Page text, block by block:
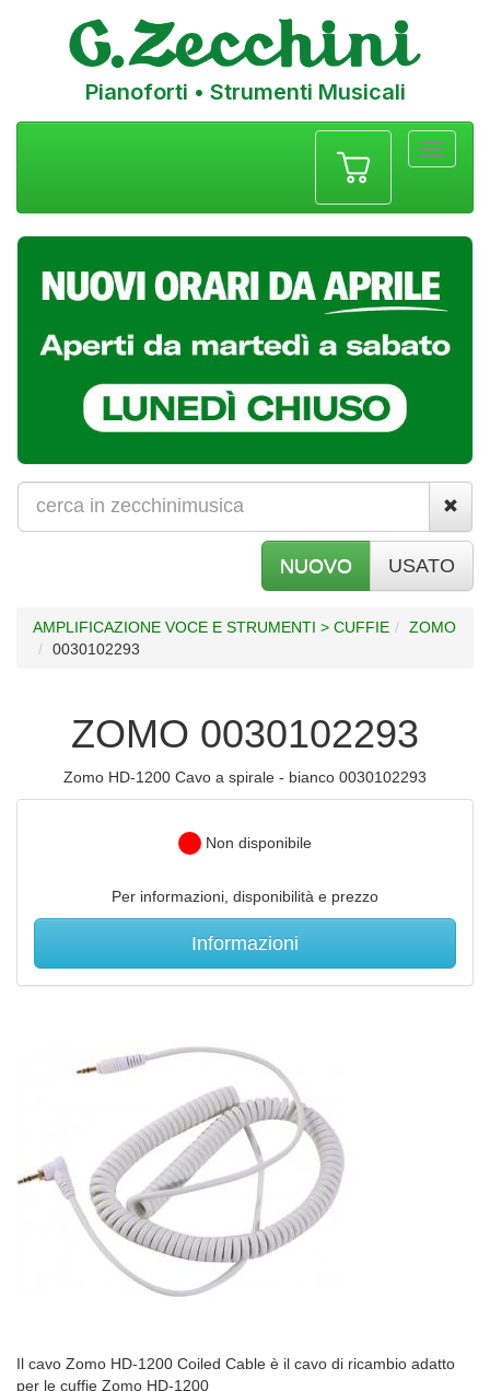
Pianoforti • Strumenti Musicali
NUOVO USATO
AMPLIFICAZIONE VOCE E STRUMENTI > CUFFIE
ZOMO
0030102293
ZOMO 0030102293
Zomo HD-1200 Cavo a spirale - bianco 0030102293
Non disponibile
Per informazioni, disponibilità e prezzo
Informazioni
Il cavo Zomo HD-1200 Coiled Cable è il cavo di ricambio adatto
per le cuffie Zomo HD-1200